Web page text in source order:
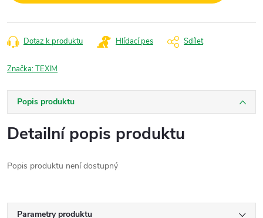
Dotaz k produktu Hlídací pes Sdílet
Značka:TEXIM
Popis produktu
Detailní popis produktu
Popis produktu není dostupný
Parametry produktu